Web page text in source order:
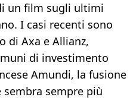
un film sugli ultimi
I casi recenti sono
di Axa e Allianz,
di investimento
Amundi, la fusione
sempre più